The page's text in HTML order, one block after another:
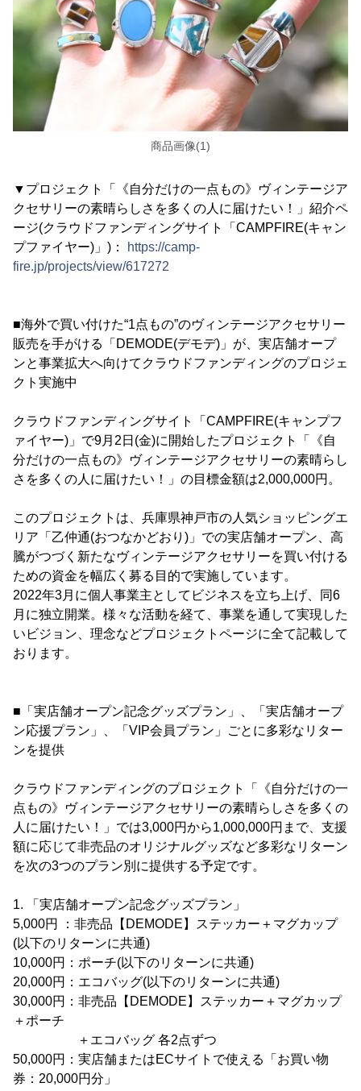
商品画像(1)
▼プロジェクト「《自分だけの一点もの》ヴィンテージア
クセサリーの素晴らしさを多くの人に届けたい！」紹介ペ
ージ(クラウドファンディングサイト「CAMPFIRE(キャン
プファイヤー)」)：
https://camp-
fire.jp/projects/view/617272
■海外で買い付けた“1点もの”のヴィンテージアクセサリー
販売を手がける「DEMODE(デモデ)」が、実店舗オープ
ンと事業拡大へ向けてクラウドファンディングのプロジェ
クト実施中
クラウドファンディングサイト「CAMPFIRE(キャンプフ
ァイヤー)」で9月2日(金)に開始したプロジェクト「《自
分だけの一点もの》ヴィンテージアクセサリーの素晴らし
さを多くの人に届けたい！」の目標金額は2,000,000円。
このプロジェクトは、兵庫県神戸市の人気ショッピングエ
リア「乙仲通(おつなかどおり)」での実店舗オープン、高
騰がつづく新たなヴィンテージアクセサリーを買い付ける
ための資金を幅広く募る目的で実施しています。
2022年3月に個人事業主としてビジネスを立ち上げ、同6
月に独立開業。様々な活動を経て、事業を通して実現した
いビジョン、理念などプロジェクトページに全て記載して
おります。
■「実店舗オープン記念グッズプラン」、「実店舗オープ
ン応援プラン」、「VIP会員プラン」ごとに多彩なリター
ンを提供
クラウドファンディングのプロジェクト「《自分だけの一
点もの》ヴィンテージアクセサリーの素晴らしさを多くの
人に届けたい！」では3,000円から1,000,000円まで、支援
額に応じて非売品のオリジナルグッズなど多彩なリターン
を次の3つのプラン別に提供する予定です。
1. 「実店舗オープン記念グッズプラン」
5,000円 ：非売品【DEMODE】ステッカー＋マグカップ
(以下のリターンに共通)
10,000円：ポーチ(以下のリターンに共通)
20,000円：エコバッグ(以下のリターンに共通)
30,000円：非売品【DEMODE】ステッカー＋マグカップ
＋ポーチ
＋エコバッグ 各2点ずつ
50,000円：実店舗またはECサイトで使える「お買い物
券：20,000円分」